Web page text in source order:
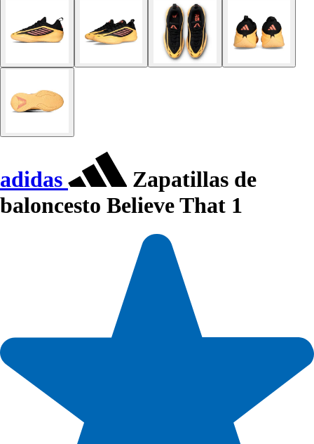
adidas
Zapatillas de
baloncesto Believe That 1